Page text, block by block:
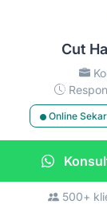
Cut
Online
500+